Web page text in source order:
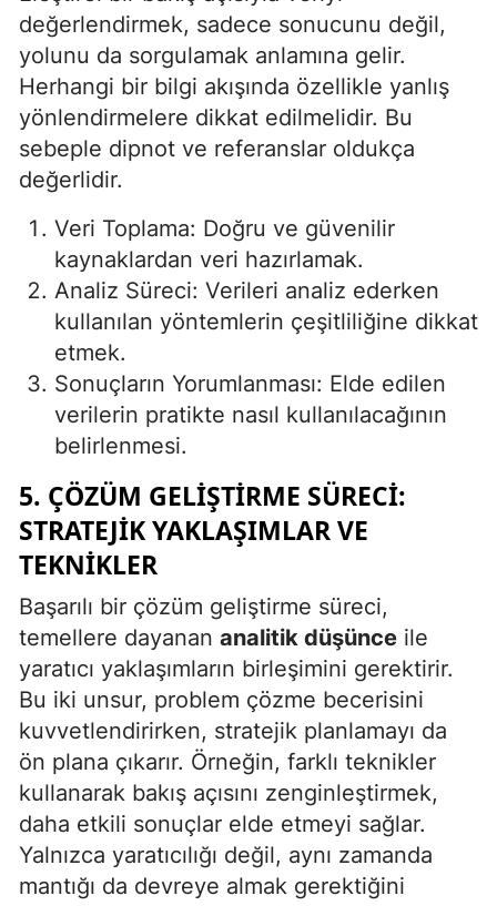
değerlendirmek, sadece sonucunu değil,
yolunu da sorgulamak anlamına gelir.
Herhangi bir bilgi akışında özellikle yanlış
yönlendirmelere dikkat edilmelidir. Bu
sebeple dipnot ve referanslar oldukça
değerlidir.
Veri Toplama: Doğru ve güvenilir
kaynaklardan veri hazırlamak.
Analiz Süreci: Verileri analiz ederken
kullanılan yöntemlerin çeşitliliğine dikkat
etmek.
Sonuçların Yorumlanması: Elde edilen
verilerin pratikte nasıl kullanılacağının
belirlenmesi.
5. ÇÖZÜM GELIŞTIRME SÜRECI:
STRATEJIK YAKLAŞIMLAR VE
TEKNIKLER
Başarılı bir çözüm geliştirme süreci,
temellere dayanan analitik düşünce ile
yaratıcı yaklaşımların birleşimini gerektirir.
Bu iki unsur, problem çözme becerisini
kuvvetlendirirken, stratejik planlamayı da
ön plana çıkarır. Örneğin, farklı teknikler
kullanarak bakış açısını zenginleştirmek,
daha etkili sonuçlar elde etmeyi sağlar.
Yalnızca yaratıcılığı değil, aynı zamanda
mantığı da devreye almak gerektiğini